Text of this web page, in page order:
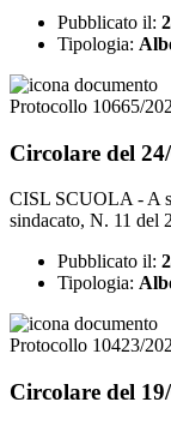
Pubblicato il:
Tipologia:
Protocollo 10665/
Circolare del
CISL SCUOLA - A
sindacato, N. 11 del
Pubblicato il:
Tipologia:
Protocollo 10423/
Circolare del